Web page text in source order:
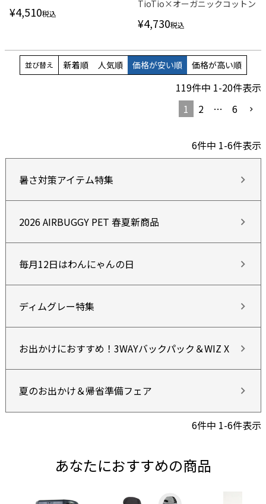
¥4,510税込
TioTio×オーガニックコットン
¥4,730税込
並び替え 新着順 人気順 価格が安い順 価格が高い順
119件中 1-20件表示
1
2 … 6
6件中 1-6件表示
暑さ対策アイテム特集
2026 AIRBUGGY PET 春夏新商品
毎月12日はわんにゃんの日
ディムグレー特集
お出かけにおすすめ！3WAYバックパック＆WIZ X
夏のお出かけ＆帰省準備フェア
6件中 1-6件表示
あなたにおすすめの商品